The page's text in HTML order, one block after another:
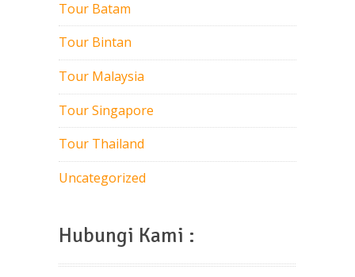
Tour Batam
Tour Bintan
Tour Malaysia
Tour Singapore
Tour Thailand
Uncategorized
Hubungi Kami :